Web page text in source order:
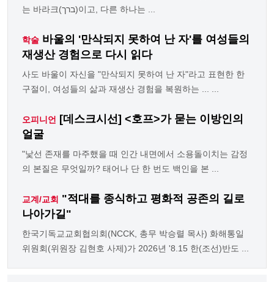
는 바라크(ברך)이고, 다른 하나는 ...
학술 바울의 '만삭되지 못하여 난 자'를 여성들의
재생산 경험으로 다시 읽다
사도 바울이 자신을 "만삭되지 못하여 난 자"라고 표현한 한
구절이, 여성들의 삶과 재생산 경험을 복원하는 ... ...
오피니언 [데스크시선] <호프>가 묻는 이방인의
얼굴
"낯선 존재를 마주했을 때 인간 내면에서 소용돌이치는 감정
의 본질은 무엇일까? 태어나 단 한 번도 백인을 본 ...
교계/교회 "적대를 종식하고 평화적 공존의 길로
나아가길"
한국기독교교회협의회(NCCK, 총무 박승렬 목사) 화해통일
위원회(위원장 김현호 사제)가 2026년 '8.15 한(조선)반도 ...